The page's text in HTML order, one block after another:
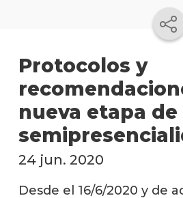
Protocolos y
nueva etapa de
24 jun. 2020
Desde el 16/6/2020 y de